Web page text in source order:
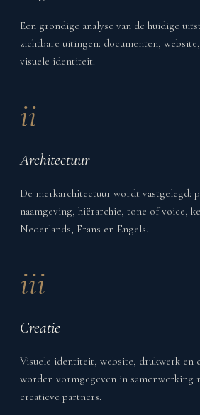
Een grondige analyse van de huidige
zichtbare uitingen: documenten,
visuele identiteit.
ii
Architectuur
De merkarchitectuur wordt vastgelegd:
naamgeving, hiërarchie, tone of voice,
Nederlands, Frans en Engels.
iii
Creatie
Visuele identiteit, website, drukwerk en
worden vormgegeven in samenwerking
creatieve partners.